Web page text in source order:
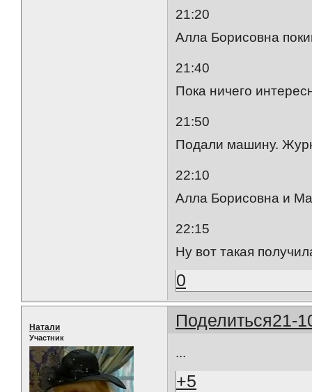
21:20
Алла Борисовна
21:40
Пока ничего
21:50
Подали машину.
22:10
Алла Борисовна и
22:15
Ну вот такая
0
Поделиться21-
Натали
Участник
...
+5